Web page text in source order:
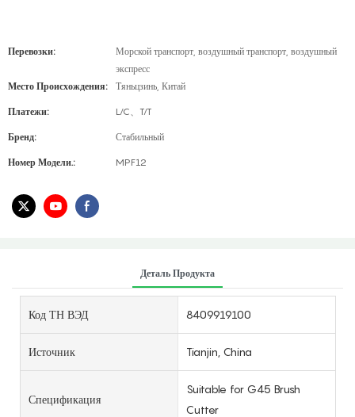
Перевозки:
Морской транспорт, воздушный транспорт, воздушный
экспресс
Место Происхождения:
Тяньцзинь, Китай
Платежи: L/C、T/T
Бренд: Стабильный
Номер Модели.: MPF12
Деталь Продукта
Код ТН ВЭД 8409919100
Источник Tianjin, China
Спецификация
Suitable for G45 Brush
Cutter